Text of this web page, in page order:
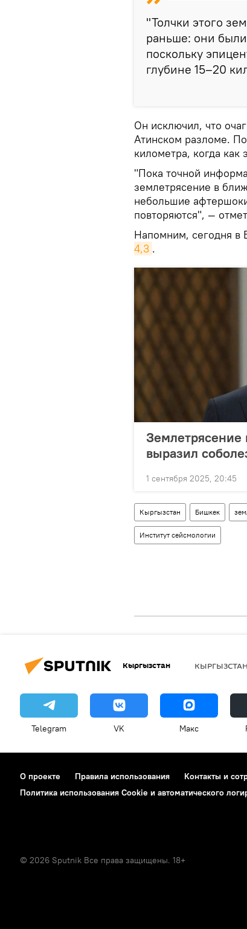
"Толчки этого
раньше: они
поскольку
глубине 15–20
Он исключил, что
Атинском разломе.
километра, когда
"Пока точной
землетрясение в
небольшие
повторяются", —
Напомним, сегодня в
4,3 .
выразил
1 сентября 2025, 20:45
Кыргызстан Бишкек
Институт сейсмологии
Кыргызстан КЫРГЫЗСТАН
Telegram VK Макс
О проекте Правила использования Контакты и
Политика использования Cookie и автоматического
© 2026 Sputnik Все права защищены. 18+